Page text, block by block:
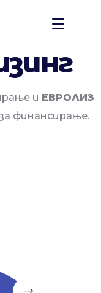
и ЕВРОЛИЗ
финансирање.